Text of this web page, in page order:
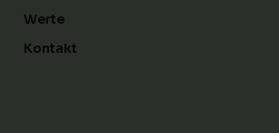
Werte
Kontakt